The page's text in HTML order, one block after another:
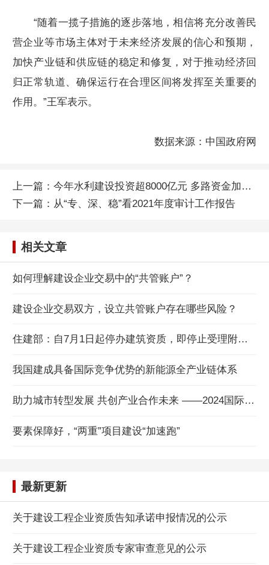
“随着一揽子措施的逐步落地，相信将充分改善民
营企业等市场主体对于未来经济发展的信心和预期，
加快产业链和供应链的稳定和修复，对于推动经济回
归正常轨道、确保运行在合理区间将发挥至关重要的
作用。”王军表示。
数据来源：中国政府网
上一篇： 今年水利建设投资超8000亿元 多路资金加速进入
下一篇： 从“专、深、稳”看2021年度审计工作报告
相关文章
如何理解建设企业交易中的“共管账户”？
建设企业交易双方，设立共管账户存在哪些风险？
住建部：自7月1日起停办建筑资质，即停止受理附件所列建设工程企业资质申请
我国建成具备国际竞争优势的新能源全产业链体系
助力城市转型发展 共创产业合作未来 ——2024国际城市与建设产业发展会议在威海举办
要素保障好，“两重”项目建设“加速跑”
最新更新
关于建设工程企业资质告知承诺申报情况的公示
关于建设工程企业资质专家审查意见的公示